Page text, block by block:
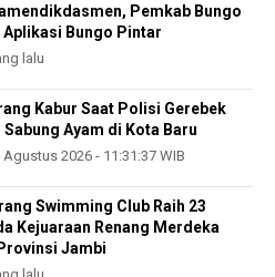
Pemkab Bungo
Aplikasi Bungo Pintar
lalu
Kabur Saat Polisi Gerebek
Ayam di Kota Baru
2026 - 11:31:37 WIB
Swimming Club Raih 23
Kejuaraan Renang Merdeka
Jambi